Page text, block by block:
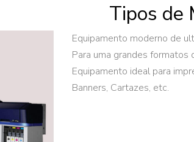
Tipos de
Equipamento moderno de
Para uma grandes
Equipamento ideal para
Banners, Cartazes, etc.